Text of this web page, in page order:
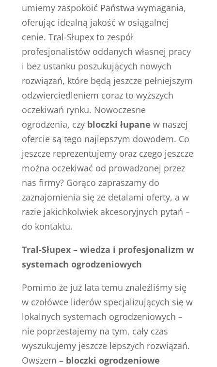
umiemy zaspokoić Państwa wymagania,
oferując idealną jakość w osiągalnej
cenie. Tral-Słupex to zespół
profesjonalistów oddanych własnej pracy
i bez ustanku poszukujących nowych
rozwiązań, które będą jeszcze pełniejszym
odzwierciedleniem coraz to wyższych
oczekiwań rynku. Nowoczesne
ogrodzenia, czy bloczki łupane w naszej
ofercie są tego najlepszym dowodem. Co
jeszcze reprezentujemy oraz czego jeszcze
można oczekiwać od prowadzonej przez
nas firmy? Gorąco zapraszamy do
zaznajomienia się ze detalami oferty, a w
razie jakichkolwiek akcesoryjnych pytań –
do kontaktu.
Tral-Słupex – wiedza i profesjonalizm w
systemach ogrodzeniowych
Pomimo że już lata temu znaleźliśmy się
w czołówce liderów specjalizujących się w
lokalnych systemach ogrodzeniowych –
nie poprzestajemy na tym, cały czas
wyszukujemy jeszcze lepszych rozwiązań.
Owszem – bloczki ogrodzeniowe